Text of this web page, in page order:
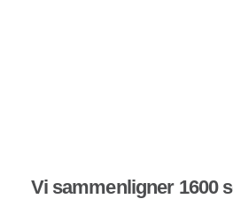
Vi sammenligner 1600